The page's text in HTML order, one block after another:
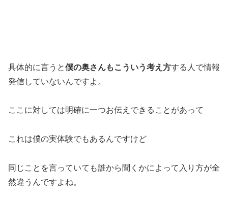
具体的に言うと僕の奥さんもこういう考え方する人で情報
発信していないんですよ。
ここに対しては明確に一つお伝えできることがあって
これは僕の実体験でもあるんですけど
同じことを言っていても誰から聞くかによって入り方が全
然違うんですよね。